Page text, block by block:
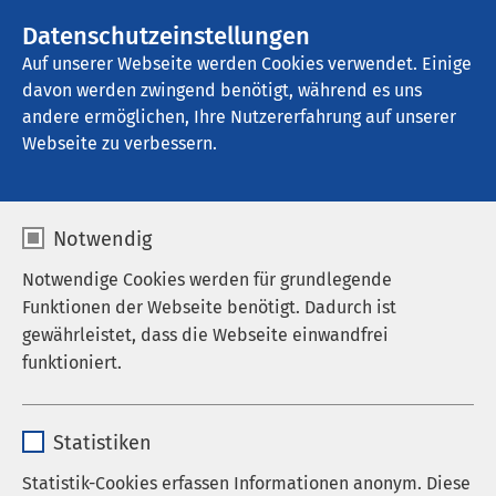
Datenschutzeinstellungen
Auf unserer Webseite werden Cookies verwendet. Einige
davon werden zwingend benötigt, während es uns
andere ermöglichen, Ihre Nutzererfahrung auf unserer
Webseite zu verbessern.
Notwendig
Notwendige Cookies werden für grundlegende
Funktionen der Webseite benötigt. Dadurch ist
gewährleistet, dass die Webseite einwandfrei
funktioniert.
Anbieter sgalinski
Statistiken
Statistik-Cookies erfassen Informationen anonym. Diese
AMEOS Reha Klinikum Ratzeburg
Kommunikation und
Öffentlichkeitsarbeit
Kommunikation